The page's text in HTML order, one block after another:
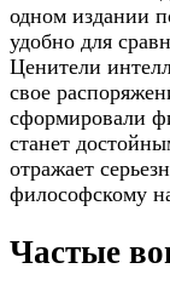
одном издании
удобно для
Ценители
свое
сформировали
станет
отражает
философскому
Частые